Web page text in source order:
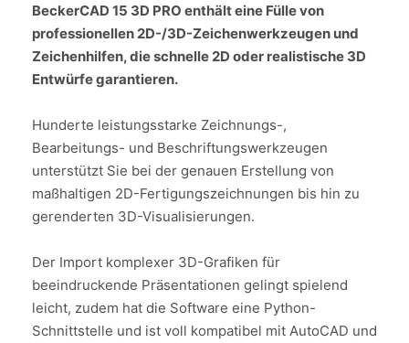
BeckerCAD 15 3D PRO enthält eine Fülle von
professionellen 2D-/3D-Zeichenwerkzeugen und
Zeichenhilfen, die schnelle 2D oder realistische 3D
Entwürfe garantieren.
Hunderte leistungsstarke Zeichnungs-,
Bearbeitungs- und Beschriftungswerkzeugen
unterstützt Sie bei der genauen Erstellung von
maßhaltigen 2D-Fertigungszeichnungen bis hin zu
gerenderten 3D-Visualisierungen.
Der Import komplexer 3D-Grafiken für
beeindruckende Präsentationen gelingt spielend
leicht, zudem hat die Software eine Python-
Schnittstelle und ist voll kompatibel mit AutoCAD und